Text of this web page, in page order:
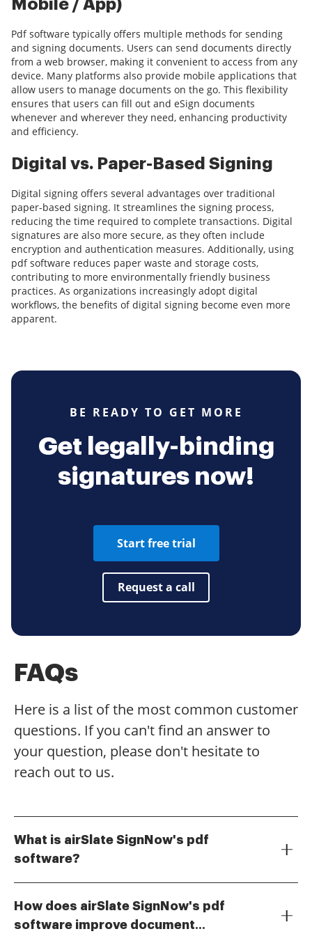
Mobile / App)
Pdf software typically offers multiple methods for sending
and signing documents. Users can send documents directly
from a web browser, making it convenient to access from any
device. Many platforms also provide mobile applications that
allow users to manage documents on the go. This flexibility
ensures that users can fill out and eSign documents
whenever and wherever they need, enhancing productivity
and efficiency.
Digital vs. Paper-Based Signing
Digital signing offers several advantages over traditional
paper-based signing. It streamlines the signing process,
reducing the time required to complete transactions. Digital
signatures are also more secure, as they often include
encryption and authentication measures. Additionally, using
pdf software reduces paper waste and storage costs,
contributing to more environmentally friendly business
practices. As organizations increasingly adopt digital
workflows, the benefits of digital signing become even more
apparent.
BE READY TO GET MORE
Get legally-binding
signatures now!
Start free trial
Request a call
FAQs
Here is a list of the most common customer
questions. If you can't find an answer to
your question, please don't hesitate to
reach out to us.
What is airSlate SignNow's pdf
software?
documents seamlessly. It offers features like eSigning,
document sharing, and collaboration, making it an
How does airSlate SignNow's pdf
software improve document